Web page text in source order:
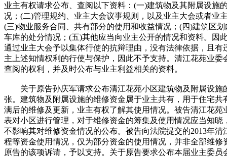
业主有权请求公布、查阅以下资料：(一)建筑物及其附属设施
况；(二)管理规约、业主大会议事规则，以及业主大会或者业
(三)物业服务合同、共有部分的使用和收益情况；(四)建筑区
车库的处分情况；(五)其他应当向业主公开的情况和资料。因
通过业主大会予以集体行使的抗辩理由，没有法律依据，且有
主上述知情权利的行使与保护，因此不予支持。清江花苑业委
查阅的权利，并及时公布与业主利益相关的资料。
关于原告孙庆军请求公布清江花苑小区建筑物及附属设施
张。建筑物及附属设施的维修资金属于业主共有，用于住宅共
满后的维修及更新，业主有权了解其使用情况。被告清江花苑
表对小区进行管理，对于维修资金的筹集及使用情况应当知晓
不影响其对维修资金情况的公布。被告向法院提交的2013年
程等资金使用情况，仅为部分资金的使用情况，并非全部维修
原告的该项诉请，予以支持。关于原告要求公布本届业主委